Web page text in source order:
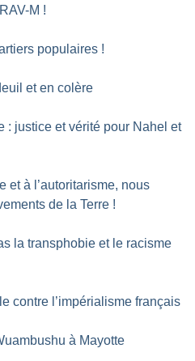
M !
populaires !
et en colère
: justice et vérité pour Nahel et
et à l’autoritarisme, nous
de la Terre !
la transphobie et le racisme
contre l’impérialisme français
à Mayotte